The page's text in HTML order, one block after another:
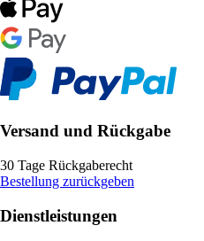
Versand und Rückgabe
30 Tage Rückgaberecht
Bestellung zurückgeben
Dienstleistungen